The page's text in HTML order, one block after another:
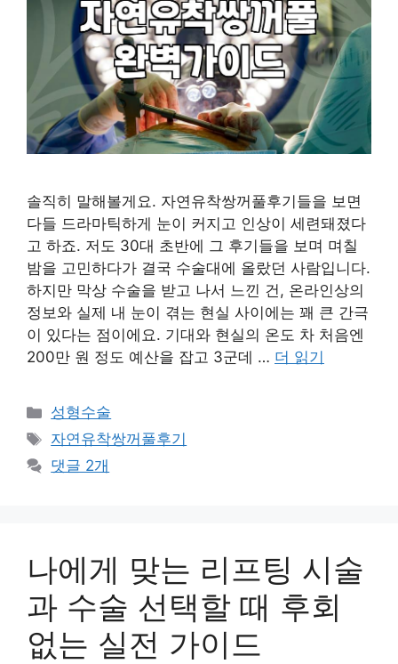
솔직히 말해볼게요. 자연유착쌍꺼풀후기들을 보면
다들 드라마틱하게 눈이 커지고 인상이 세련돼졌다
고 하죠. 저도 30대 초반에 그 후기들을 보며 며칠
밤을 고민하다가 결국 수술대에 올랐던 사람입니다.
하지만 막상 수술을 받고 나서 느낀 건, 온라인상의
정보와 실제 내 눈이 겪는 현실 사이에는 꽤 큰 간극
이 있다는 점이에요. 기대와 현실의 온도 차 처음엔
200만 원 정도 예산을 잡고 3군데 … 더 읽기
카
테
리
성형수술
태
그
자연유착쌍꺼풀후기
댓글 2개
나에게 맞는 리프팅 시술
과 수술 선택할 때 후회
없는 실전 가이드